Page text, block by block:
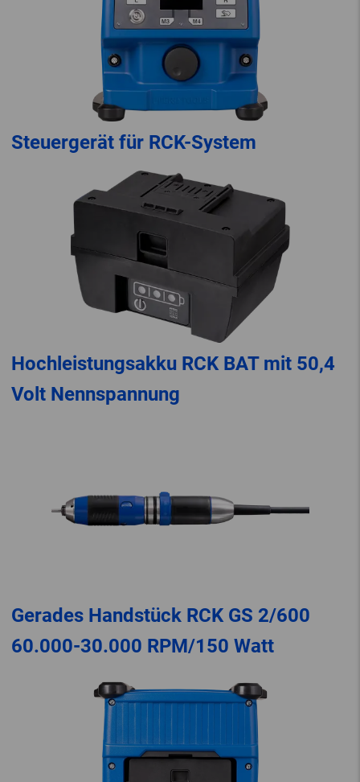
Steuergerät für RCK-System
Hochleistungsakku RCK BAT mit 50,4
Volt Nennspannung
Gerades Handstück RCK GS 2/600
60.000-30.000 RPM/150 Watt